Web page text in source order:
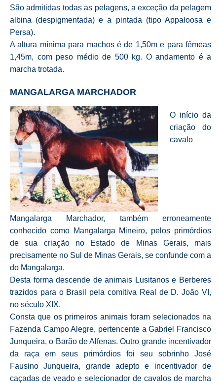
São admitidas todas as pelagens, a exceção da pelagem
albina (despigmentada) e a pintada (tipo Appaloosa e
Persa).
A altura mínima para machos é de 1,50m e para fêmeas
1,45m, com peso médio de 500 kg. O andamento é a
marcha trotada.
MANGALARGA MARCHADOR
O início da
criação do
cavalo
Mangalarga Marchador, também erroneamente
conhecido como Mangalarga Mineiro, pelos primórdios
de sua criação no Estado de Minas Gerais, mais
precisamente no Sul de Minas Gerais, se confunde com a
do Mangalarga.
Desta forma descende de animais Lusitanos e Berberes
trazidos para o Brasil pela comitiva Real de D. João VI,
no século XIX.
Consta que os primeiros animais foram selecionados na
Fazenda Campo Alegre, pertencente a Gabriel Francisco
Junqueira, o Barão de Alfenas. Outro grande incentivador
da raça em seus primórdios foi seu sobrinho José
Fausino Junqueira, grande adepto e incentivador de
caçadas de veado e selecionador de cavalos de marcha